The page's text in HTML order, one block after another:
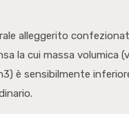
alleggerito
la cui massa volumica
è sensibilmente